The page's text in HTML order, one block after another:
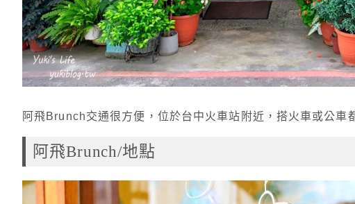
阿飛Brunch交通很方便，位於台中火車站附近，搭火車或公車
阿飛Brunch/地點